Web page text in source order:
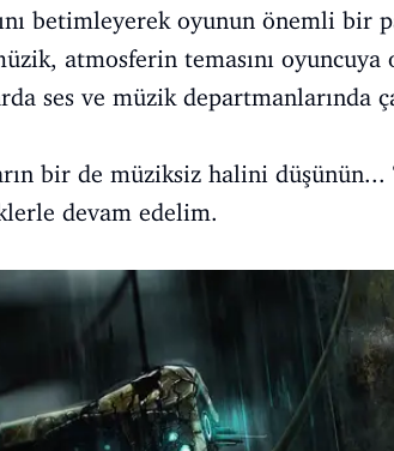
betimleyerek oyunun önemli bir
atmosferin temasını oyuncuya
ses ve müzik departmanlarında
bir de müziksiz halini
devam edelim.